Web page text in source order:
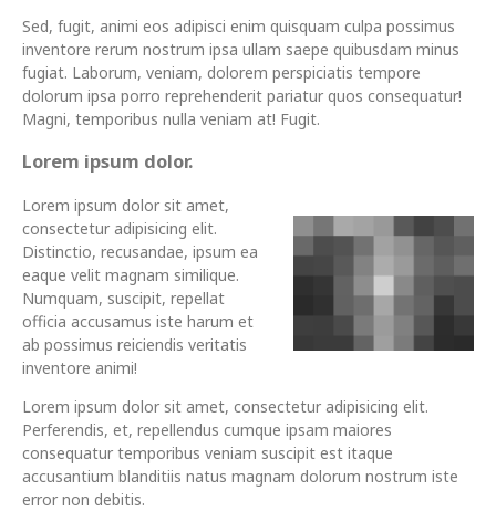
Sed, fugit, animi eos adipisci enim quisquam culpa possimus
inventore rerum nostrum ipsa ullam saepe quibusdam minus
fugiat. Laborum, veniam, dolorem perspiciatis tempore
dolorum ipsa porro reprehenderit pariatur quos consequatur!
Magni, temporibus nulla veniam at! Fugit.
Lorem ipsum dolor.
Lorem ipsum dolor sit amet,
consectetur adipisicing elit.
Distinctio, recusandae, ipsum ea
eaque velit magnam similique.
Numquam, suscipit, repellat
officia accusamus iste harum et
ab possimus reiciendis veritatis
inventore animi!
Lorem ipsum dolor sit amet, consectetur adipisicing elit.
Perferendis, et, repellendus cumque ipsam maiores
consequatur temporibus veniam suscipit est itaque
accusantium blanditiis natus magnam dolorum nostrum iste
error non debitis.